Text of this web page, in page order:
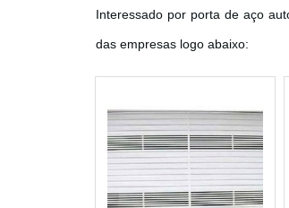
Interessado por porta de aço
das empresas logo abaixo: